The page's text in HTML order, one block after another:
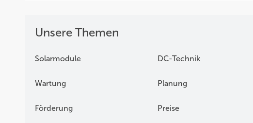
Unsere Themen
Solarmodule DC-Technik
Wartung Planung
Förderung Preise